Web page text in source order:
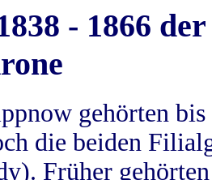
- 1866
gehörten
die beiden
Früher